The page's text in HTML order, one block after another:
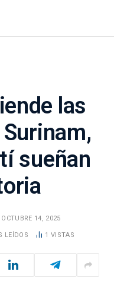
las
sueñan
OCTUBRE 14, 2025
LEÍDOS 1 VISTAS